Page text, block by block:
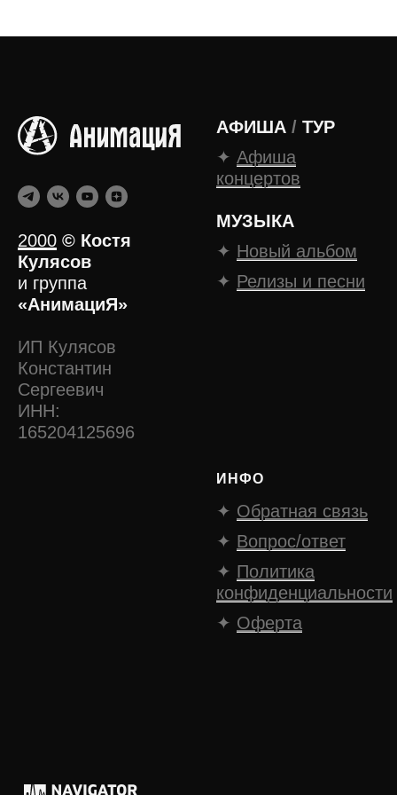
2000 © Костя
Кулясов
и группа
«АнимациЯ»
ИП Кулясов
Константин
Сергеевич
ИНН:
165204125696
АФИША / ТУР
✦ Афиша
концертов
МУЗЫКА
✦ Новый альбом
✦ Релизы и песни
ИНФО
✦ Обратная связь
✦ Вопрос/ответ
✦ Политика
конфиденциальности
✦ Оферта